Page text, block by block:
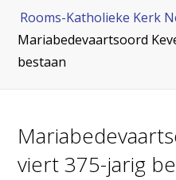
Rooms-Katholieke Kerk
Mariabedevaartsoord
bestaan
viert 375-jarig